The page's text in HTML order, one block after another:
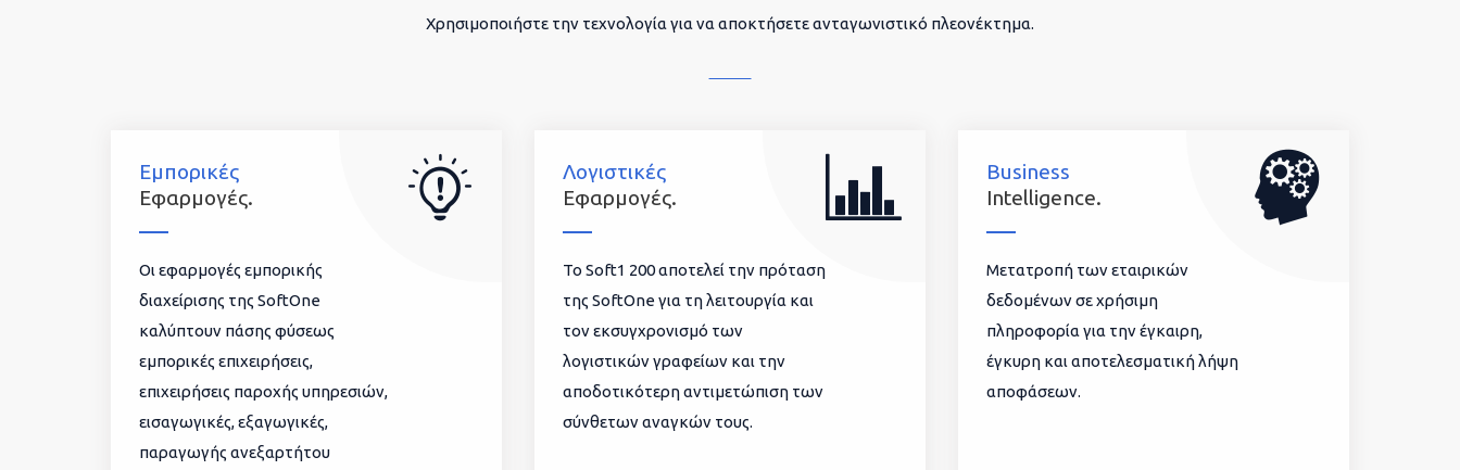
Χρησιμοποιήστε την τεχνολογία για να αποκτήσετε ανταγωνιστικό πλεονέκτημα.
Εμπορικές
Εφαρμογές.
Οι εφαρμογές εμπορικής
διαχείρισης της SoftOne
καλύπτουν πάσης φύσεως
εμπορικές επιχειρήσεις,
επιχειρήσεις παροχής υπηρεσιών,
εισαγωγικές, εξαγωγικές,
παραγωγής ανεξαρτήτου
Λογιστικές
Εφαρμογές.
To Soft1 200 αποτελεί την πρόταση
της SoftOne για τη λειτουργία και
τον εκσυγχρονισμό των
λογιστικών γραφείων και την
αποδοτικότερη αντιμετώπιση των
σύνθετων αναγκών τους.
Business
Intelligence.
Μετατροπή των εταιρικών
δεδομένων σε χρήσιμη
πληροφορία για την έγκαιρη,
έγκυρη και αποτελεσματική λήψη
αποφάσεων.